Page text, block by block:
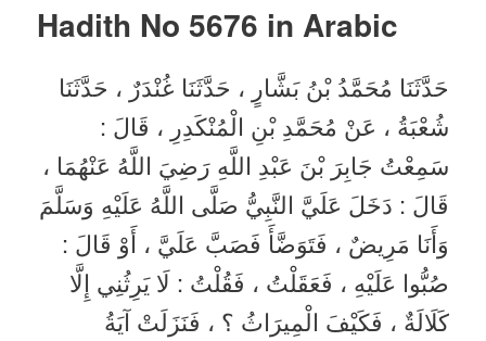
Hadith No 5676 in Arabic
حَدَّثَنَا مُحَمَّدُ بْنُ بَشَّارٍ ، حَدَّثَنَا غُنْدَرٌ ، حَدَّثَنَا
شُعْبَةُ ، عَنْ مُحَمَّدِ بْنِ الْمُنْكَدِرِ ، قَالَ :
سَمِعْتُ جَابِرَ بْنَ عَبْدِ اللَّهِ رَضِيَ اللَّهُ عَنْهُمَا ،
قَالَ : دَخَلَ عَلَيَّ النَّبِيُّ صَلَّى اللَّهُ عَلَيْهِ وَسَلَّمَ
وَأَنَا مَرِيضٌ ، فَتَوَضَّأَ فَصَبَّ عَلَيَّ ، أَوْ قَالَ :
صُبُّوا عَلَيْهِ ، فَعَقَلْتُ ، فَقُلْتُ : لَا يَرِثُنِي إِلَّا
كَلَالَةٌ ، فَكَيْفَ الْمِيرَاثُ ؟ ، فَنَزَلَتْ آيَةُ